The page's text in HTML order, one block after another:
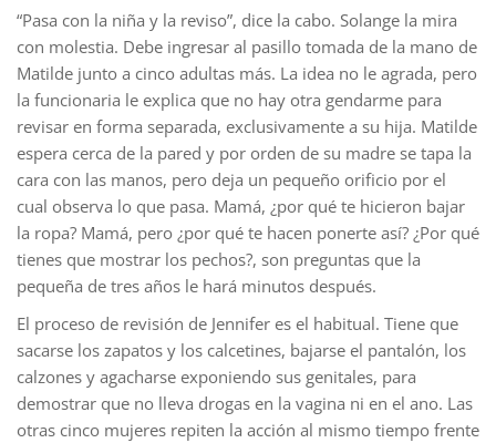
“Pasa con la niña y la reviso”, dice la cabo. Solange la mira
con molestia. Debe ingresar al pasillo tomada de la mano de
Matilde junto a cinco adultas más. La idea no le agrada, pero
la funcionaria le explica que no hay otra gendarme para
revisar en forma separada, exclusivamente a su hija. Matilde
espera cerca de la pared y por orden de su madre se tapa la
cara con las manos, pero deja un pequeño orificio por el
cual observa lo que pasa. Mamá, ¿por qué te hicieron bajar
la ropa? Mamá, pero ¿por qué te hacen ponerte así? ¿Por qué
tienes que mostrar los pechos?, son preguntas que la
pequeña de tres años le hará minutos después.
El proceso de revisión de Jennifer es el habitual. Tiene que
sacarse los zapatos y los calcetines, bajarse el pantalón, los
calzones y agacharse exponiendo sus genitales, para
demostrar que no lleva drogas en la vagina ni en el ano. Las
otras cinco mujeres repiten la acción al mismo tiempo frente